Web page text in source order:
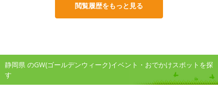
閲覧履歴をもっと見る
静岡県 のGW(ゴールデンウィーク)イベント・おでかけスポットを探
す